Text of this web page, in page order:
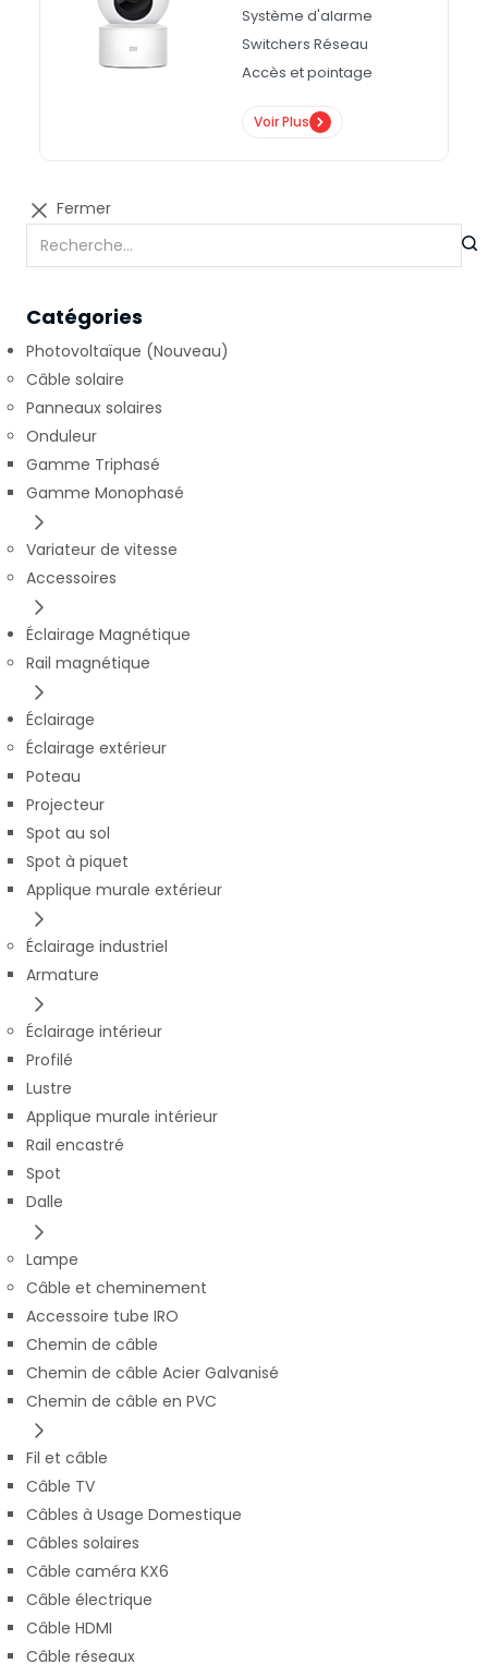
Système d'alarme
Switchers Réseau
Accès et pointage
Voir Plus
Fermer
Catégories
Photovoltaïque (Nouveau)
Câble solaire
Panneaux solaires
Onduleur
Gamme Triphasé
Gamme Monophasé
Variateur de vitesse
Accessoires
Éclairage Magnétique
Rail magnétique
Éclairage
Éclairage extérieur
Poteau
Projecteur
Spot au sol
Spot à piquet
Applique murale extérieur
Éclairage industriel
Armature
Éclairage intérieur
Profilé
Lustre
Applique murale intérieur
Rail encastré
Spot
Dalle
Lampe
Câble et cheminement
Accessoire tube IRO
Chemin de câble
Chemin de câble Acier Galvanisé
Chemin de câble en PVC
Fil et câble
Câble TV
Câbles à Usage Domestique
Câbles solaires
Câble caméra KX6
Câble électrique
Câble HDMI
Câble réseaux